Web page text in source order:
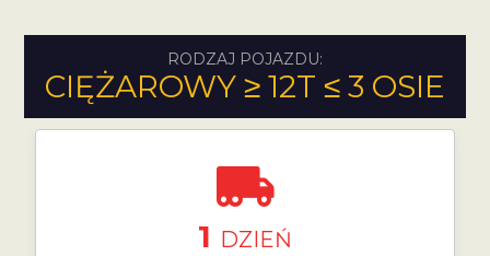
RODZAJ POJAZDU:
CIĘŻAROWY ≥ 12T ≤ 3 OSIE
1 DZIEŃ